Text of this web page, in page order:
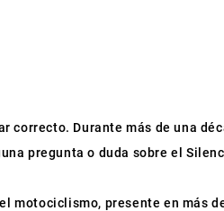
Durante más de una
pregunta o duda sobre el
motociclismo, presente en más